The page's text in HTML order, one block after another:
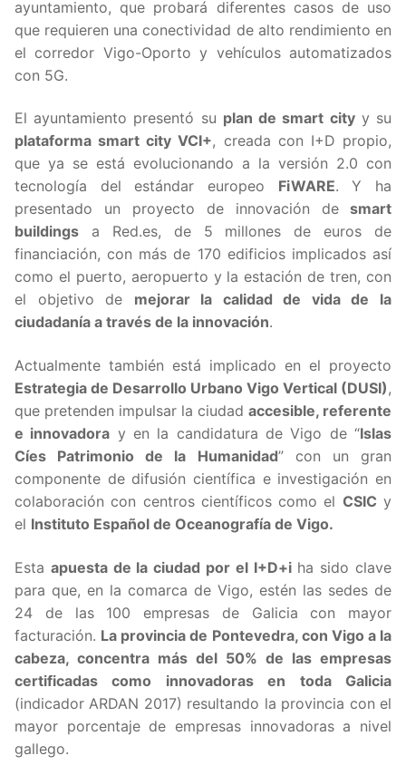
ayuntamiento, que probará diferentes casos de uso
que requieren una conectividad de alto rendimiento en
el corredor Vigo-Oporto y vehículos automatizados
con 5G.
El ayuntamiento presentó su plan de smart cityy su
plataforma smart city VCI+, creada con I+D propio,
que ya se está evolucionando a la versión 2.0 con
tecnología del estándar europeo FiWARE. Y ha
presentado un proyecto de innovación de smart
buildings a Red.es, de 5 millones de euros de
financiación, con más de 170 edificios implicados así
como el puerto, aeropuerto y la estación de tren, con
el objetivo de mejorar la calidad de vida de la
ciudadanía a través de la innovación.
Actualmente también está implicado en el proyecto
Estrategia de Desarrollo Urbano Vigo Vertical (DUSI),
que pretenden impulsar la ciudad accesible, referente
e innovadora y en la candidatura de Vigo de “Islas
Cíes Patrimonio de la Humanidad” con un gran
componente de difusión científica e investigación en
colaboración con centros científicos como el CSIC y
el Instituto Español de Oceanografía de Vigo.
Esta apuesta de la ciudad por el I+D+iha sido clave
para que, en la comarca de Vigo, estén las sedes de
24 de las 100 empresas de Galicia con mayor
facturación. La provincia de Pontevedra, con Vigo a la
cabeza, concentra más del 50% de las empresas
certificadas como innovadoras en toda Galicia
(indicador ARDAN 2017) resultando la provincia con el
mayor porcentaje de empresas innovadoras a nivel
gallego.